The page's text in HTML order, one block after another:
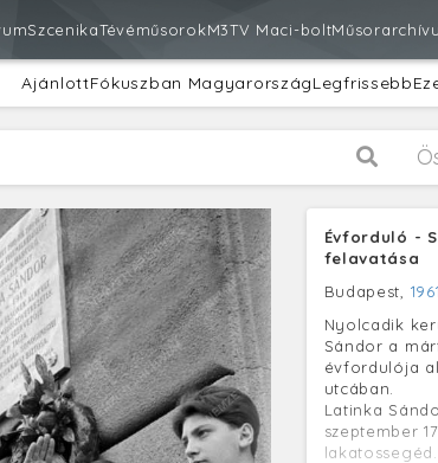
SzcenikaTévéműsorokM3TV Maci-bolt
AjánlottFókuszban MagyarországLegfrissebb
Évforduló -
felavatása
Budapest,
Nyolcadik
Sándor a
évfordulója
utcában.
Latinka
szeptember
lakatossegéd.